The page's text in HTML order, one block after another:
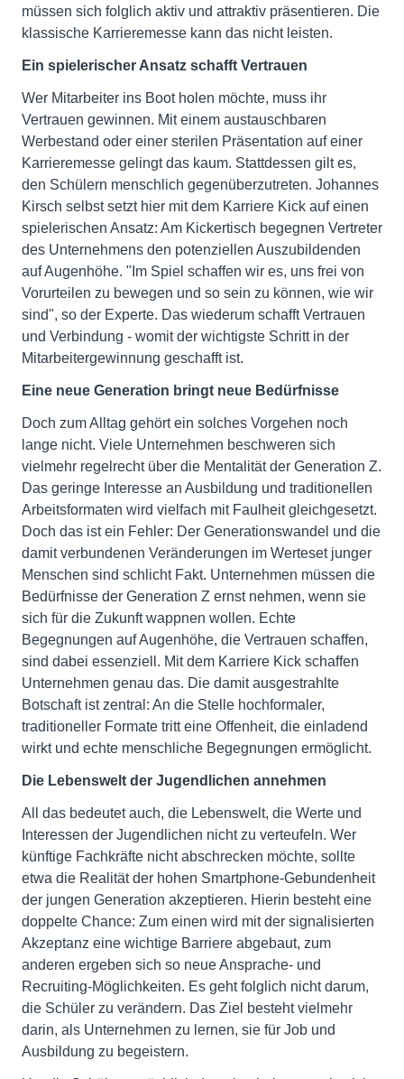
müssen sich folglich aktiv und attraktiv präsentieren. Die
klassische Karrieremesse kann das nicht leisten.
Ein spielerischer Ansatz schafft Vertrauen
Wer Mitarbeiter ins Boot holen möchte, muss ihr
Vertrauen gewinnen. Mit einem austauschbaren
Werbestand oder einer sterilen Präsentation auf einer
Karrieremesse gelingt das kaum. Stattdessen gilt es,
den Schülern menschlich gegenüberzutreten. Johannes
Kirsch selbst setzt hier mit dem Karriere Kick auf einen
spielerischen Ansatz: Am Kickertisch begegnen Vertreter
des Unternehmens den potenziellen Auszubildenden
auf Augenhöhe. "Im Spiel schaffen wir es, uns frei von
Vorurteilen zu bewegen und so sein zu können, wie wir
sind", so der Experte. Das wiederum schafft Vertrauen
und Verbindung - womit der wichtigste Schritt in der
Mitarbeitergewinnung geschafft ist.
Eine neue Generation bringt neue Bedürfnisse
Doch zum Alltag gehört ein solches Vorgehen noch
lange nicht. Viele Unternehmen beschweren sich
vielmehr regelrecht über die Mentalität der Generation Z.
Das geringe Interesse an Ausbildung und traditionellen
Arbeitsformaten wird vielfach mit Faulheit gleichgesetzt.
Doch das ist ein Fehler: Der Generationswandel und die
damit verbundenen Veränderungen im Werteset junger
Menschen sind schlicht Fakt. Unternehmen müssen die
Bedürfnisse der Generation Z ernst nehmen, wenn sie
sich für die Zukunft wappnen wollen. Echte
Begegnungen auf Augenhöhe, die Vertrauen schaffen,
sind dabei essenziell. Mit dem Karriere Kick schaffen
Unternehmen genau das. Die damit ausgestrahlte
Botschaft ist zentral: An die Stelle hochformaler,
traditioneller Formate tritt eine Offenheit, die einladend
wirkt und echte menschliche Begegnungen ermöglicht.
Die Lebenswelt der Jugendlichen annehmen
All das bedeutet auch, die Lebenswelt, die Werte und
Interessen der Jugendlichen nicht zu verteufeln. Wer
künftige Fachkräfte nicht abschrecken möchte, sollte
etwa die Realität der hohen Smartphone-Gebundenheit
der jungen Generation akzeptieren. Hierin besteht eine
doppelte Chance: Zum einen wird mit der signalisierten
Akzeptanz eine wichtige Barriere abgebaut, zum
anderen ergeben sich so neue Ansprache- und
Recruiting-Möglichkeiten. Es geht folglich nicht darum,
die Schüler zu verändern. Das Ziel besteht vielmehr
darin, als Unternehmen zu lernen, sie für Job und
Ausbildung zu begeistern.